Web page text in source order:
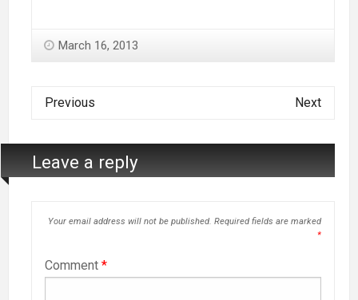
March 16, 2013
Previous Next
Leave a reply
Your email address will not be published. Required fields are marked
*
Comment *